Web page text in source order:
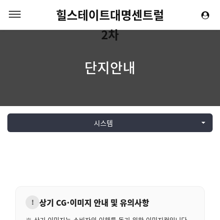
힐스테이트대명센트럴
2차
단지안내
시스템
! 상기 CG·이미지 안내 및 유의사항